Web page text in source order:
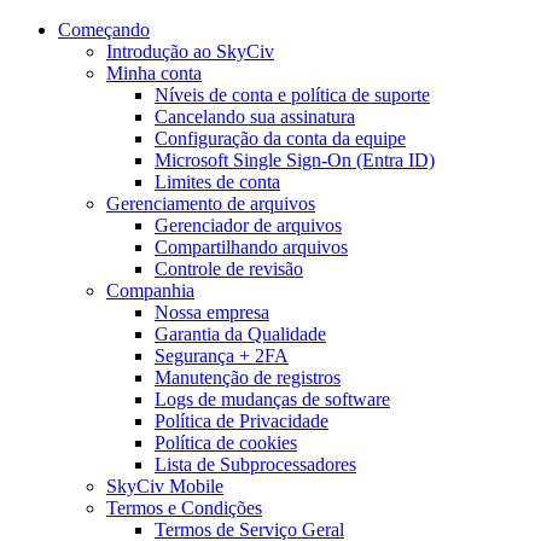
Começando
Introdução ao SkyCiv
Minha conta
Níveis de conta e política de suporte
Cancelando sua assinatura
Configuração da conta da equipe
Microsoft Single Sign-On (Entra ID)
Limites de conta
Gerenciamento de arquivos
Gerenciador de arquivos
Compartilhando arquivos
Controle de revisão
Companhia
Nossa empresa
Garantia da Qualidade
Segurança + 2FA
Manutenção de registros
Logs de mudanças de software
Política de Privacidade
Política de cookies
Lista de Subprocessadores
SkyCiv Mobile
Termos e Condições
Termos de Serviço Geral